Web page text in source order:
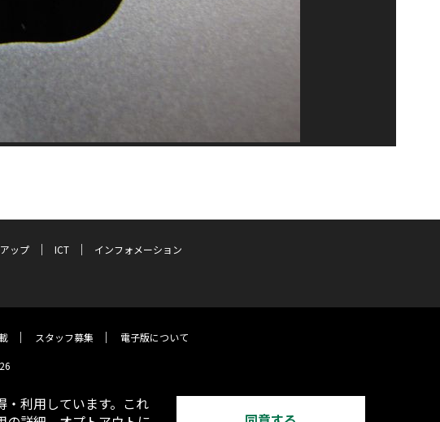
ップ ICT
インフォメーション
スタッフ募集 電子版について
・利用しています。これ